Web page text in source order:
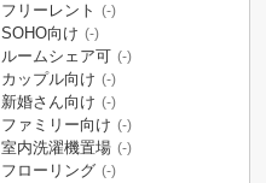
フリーレント (-)
SOHO向け (-)
ルームシェア可 (-)
カップル向け (-)
新婚さん向け (-)
ファミリー向け (-)
室内洗濯機置場 (-)
フローリング (-)